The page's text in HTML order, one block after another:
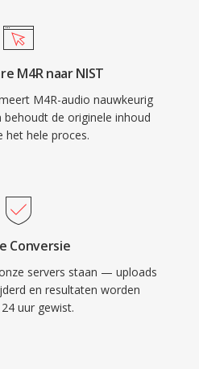
M4R naar NIST
M4R-audio nauwkeurig
de originele inhoud
het hele proces.
Conversie
servers staan — uploads
en resultaten worden
uur gewist.